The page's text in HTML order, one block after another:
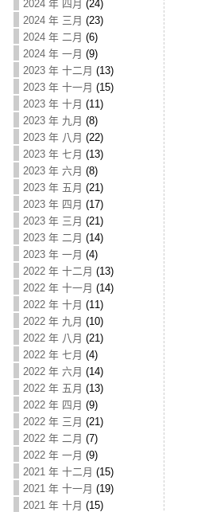
2024 年 四月 (24)
2024 年 三月 (23)
2024 年 二月 (6)
2024 年 一月 (9)
2023 年 十二月 (13)
2023 年 十一月 (15)
2023 年 十月 (11)
2023 年 九月 (8)
2023 年 八月 (22)
2023 年 七月 (13)
2023 年 六月 (8)
2023 年 五月 (21)
2023 年 四月 (17)
2023 年 三月 (21)
2023 年 二月 (14)
2023 年 一月 (4)
2022 年 十二月 (13)
2022 年 十一月 (14)
2022 年 十月 (11)
2022 年 九月 (10)
2022 年 八月 (21)
2022 年 七月 (4)
2022 年 六月 (14)
2022 年 五月 (13)
2022 年 四月 (9)
2022 年 三月 (21)
2022 年 二月 (7)
2022 年 一月 (9)
2021 年 十二月 (15)
2021 年 十一月 (19)
2021 年 十月 (15)